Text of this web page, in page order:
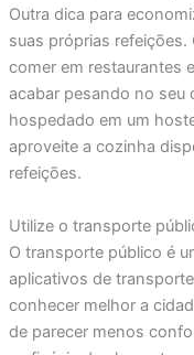
Outra dica para
suas próprias
comer em restaurantes
acabar pesando no seu
hospedado em um
aproveite a cozinha
refeições.
Utilize o transporte
O transporte público é
aplicativos de
conhecer melhor a
de parecer menos